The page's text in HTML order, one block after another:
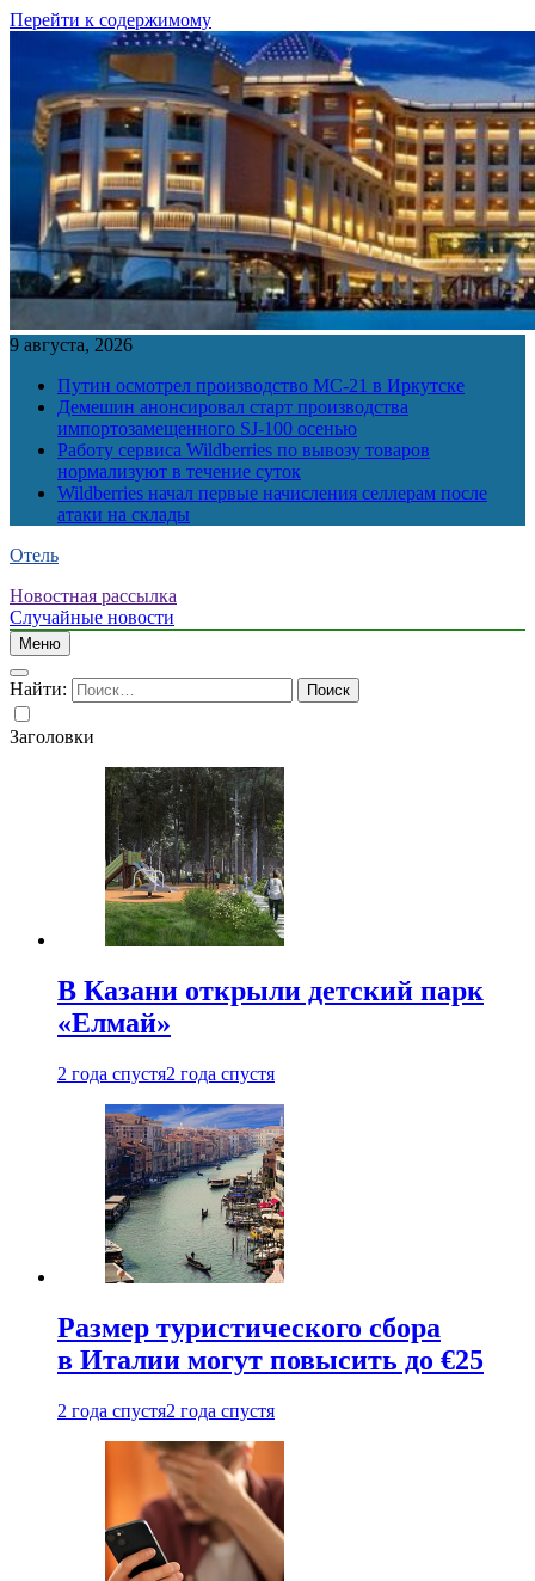
Перейти к содержимому
9 августа, 2026
Путин осмотрел производство МС-21 в Иркутске
Демешин анонсировал старт производства
импортозамещенного SJ-100 осенью
Работу сервиса Wildberries по вывозу товаров
нормализуют в течение суток
Wildberries начал первые начисления селлерам после
атаки на склады
Отель
Новостная рассылка
Случайные новости
Меню
Найти:
Заголовки
В Казани открыли детский парк
«Елмай»
2 года спустя2 года спустя
Размер туристического сбора
в Италии могут повысить до €25
2 года спустя2 года спустя